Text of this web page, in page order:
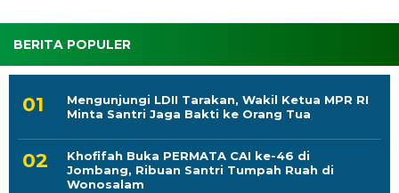
BERITA POPULER
Mengunjungi LDII Tarakan, Wakil Ketua MPR RI
Minta Santri Jaga Bakti ke Orang Tua
Khofifah Buka PERMATA CAI ke-46 di
Jombang, Ribuan Santri Tumpah Ruah di
Wonosalam